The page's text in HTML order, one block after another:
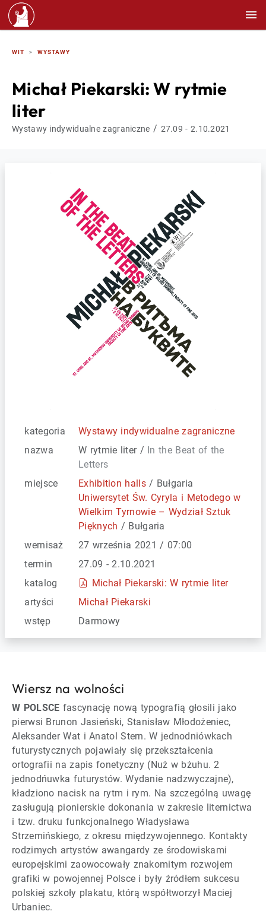
WIT WYSTAWY
Michał Piekarski: W rytmie
liter
Wystawy indywidualne zagraniczne / 27.09 - 2.10.2021
kategoria
Wystawy indywidualne zagraniczne
nazwa
W rytmie liter / In the Beat of the
Letters
miejsce
Exhibition halls / Bułgaria
Uniwersytet Św. Cyryla i Metodego w
Wielkim Tyrnowie – Wydział Sztuk
Pięknych / Bułgaria
wernisaż
27 września 2021 / 07:00
termin
27.09 - 2.10.2021
katalog
Michał Piekarski: W rytmie liter
artyści
Michał Piekarski
wstęp
Darmowy
Wiersz na wolności
W POLSCE fascynację nową typografią głosili jako
pierwsi Brunon Jasieński, Stanisław Młodożeniec,
Aleksander Wat i Anatol Stern. W jednodniówkach
futurystycznych pojawiały się przekształcenia
ortografii na zapis fonetyczny (Nuż w bżuhu. 2
jednodńuwka futurystów. Wydanie nadzwyczajne),
kładziono nacisk na rytm i rym. Na szczególną uwagę
zasługują pionierskie dokonania w zakresie liternictwa
i tzw. druku funkcjonalnego Władysława
Strzemińskiego, z okresu międzywojennego. Kontakty
rodzimych artystów awangardy ze środowiskami
europejskimi zaowocowały znakomitym rozwojem
grafiki w powojennej Polsce i były źródłem sukcesu
polskiej szkoły plakatu, którą współtworzył Maciej
Urbaniec.